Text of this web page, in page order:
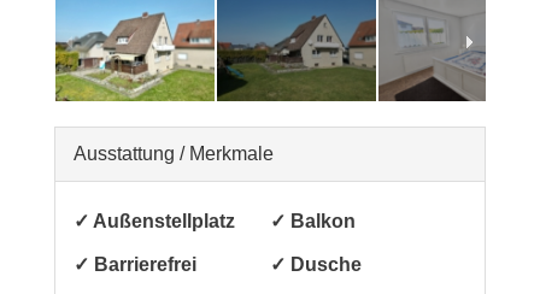
Ausstattung / Merkmale
✓ Außenstellplatz ✓ Balkon
✓ Barrierefrei ✓ Dusche